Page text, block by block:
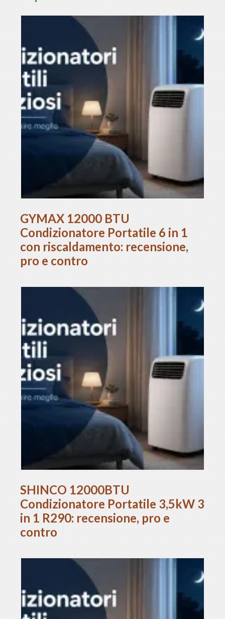
GYMAX 12000 BTU
Condizionatore Portatile 6 in 1
con riscaldamento: recensione,
pro e contro
SHINCO 12000BTU
Condizionatore Portatile 3,5kW 3
in 1 R290: recensione, pro e
contro